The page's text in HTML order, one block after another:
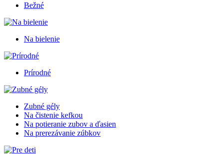
Bežné
Na bielenie
Prírodné
Zubné gély
Na čistenie kefkou
Na potieranie zubov a ďasien
Na prerezávanie zúbkov